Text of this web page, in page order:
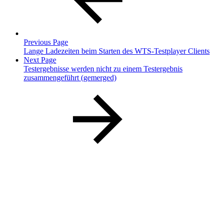
Previous Page
Lange Ladezeiten beim Starten des WTS-Testplayer Clients
Next Page
Testergebnisse werden nicht zu einem Testergebnis
zusammengeführt (gemerged)